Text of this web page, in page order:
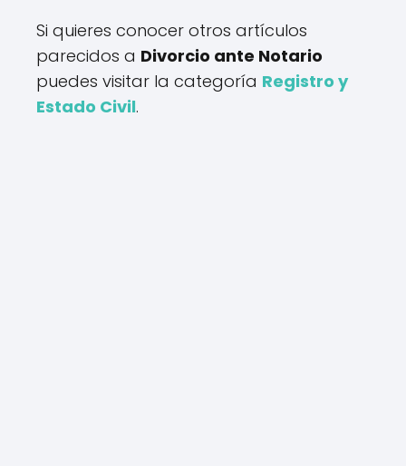
Si quieres conocer otros artículos
parecidos a Divorcio ante Notario
puedes visitar la categoría Registro y
Estado Civil.